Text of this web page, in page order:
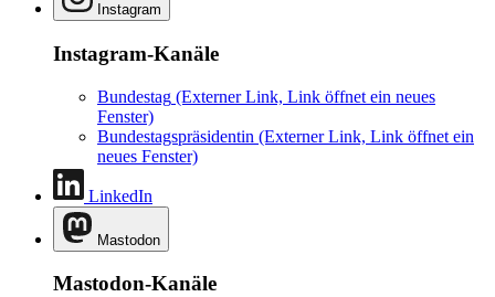
Instagram
Instagram-Kanäle
Bundestag (Externer Link, Link öffnet ein neues
Fenster)
Bundestagspräsidentin (Externer Link, Link öffnet ein
neues Fenster)
LinkedIn
Mastodon
Mastodon-Kanäle